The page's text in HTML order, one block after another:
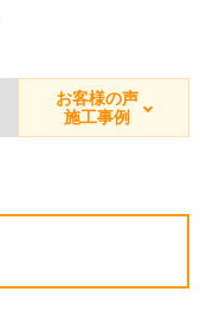
お客様の声
施工事例